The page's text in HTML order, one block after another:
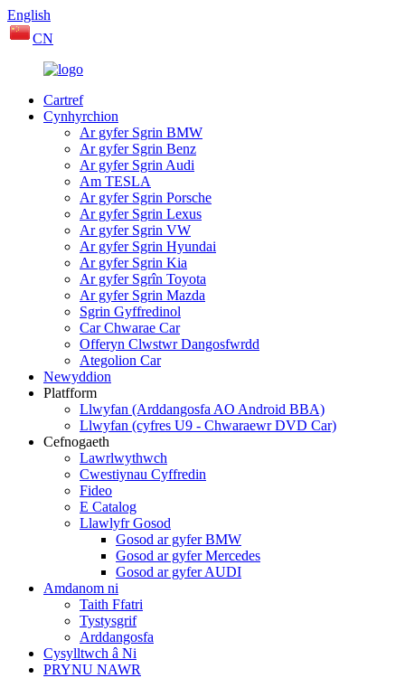
English
CN
Cartref
Cynhyrchion
Ar gyfer Sgrin BMW
Ar gyfer Sgrin Benz
Ar gyfer Sgrin Audi
Am TESLA
Ar gyfer Sgrin Porsche
Ar gyfer Sgrin Lexus
Ar gyfer Sgrin VW
Ar gyfer Sgrin Hyundai
Ar gyfer Sgrin Kia
Ar gyfer Sgrîn Toyota
Ar gyfer Sgrin Mazda
Sgrin Gyffredinol
Car Chwarae Car
Offeryn Clwstwr Dangosfwrdd
Ategolion Car
Newyddion
Platfform
Llwyfan (Arddangosfa AO Android BBA)
Llwyfan (cyfres U9 - Chwaraewr DVD Car)
Cefnogaeth
Lawrlwythwch
Cwestiynau Cyffredin
Fideo
E Catalog
Llawlyfr Gosod
Gosod ar gyfer BMW
Gosod ar gyfer Mercedes
Gosod ar gyfer AUDI
Amdanom ni
Taith Ffatri
Tystysgrif
Arddangosfa
Cysylltwch â Ni
PRYNU NAWR